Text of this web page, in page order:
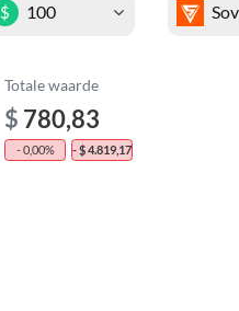
$
Totale waarde
$ 780,83
- 0,00% - $ 4.819,17